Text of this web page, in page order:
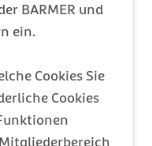
BARMER und
ein.
Cookies Sie
Cookies
durch die
allein
und
unerlässlich.